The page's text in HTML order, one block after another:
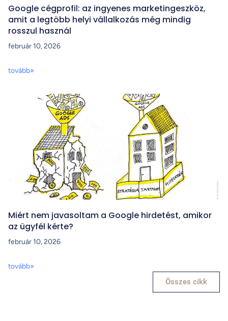
Google cégprofil: az ingyenes marketingeszköz,
amit a legtöbb helyi vállalkozás még mindig
rosszul használ
február 10, 2026
tovább»
Miért nem javasoltam a Google hirdetést, amikor
az ügyfél kérte?
február 10, 2026
tovább»
Összes cikk